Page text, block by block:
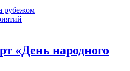
рубежом
«День народного